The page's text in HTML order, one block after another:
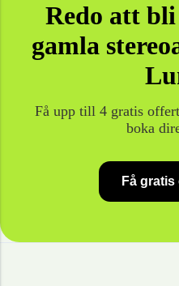
Redo att
gamla
Få upp till 4 gratis
boka
Få